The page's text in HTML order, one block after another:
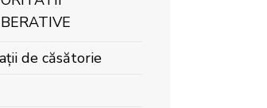
de căsătorie